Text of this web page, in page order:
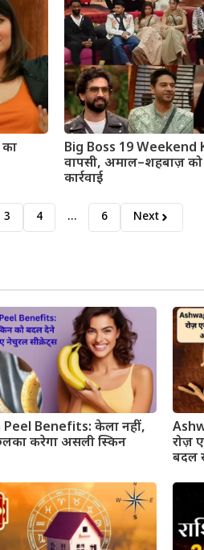
Big Boss 19 Weekend
वापसी, अमाल–शहबाज़
कार्रवाई
3 4 … 6 Next
Peel Benefits: केला नहीं,
करेगा असली स्किन
रोज़
बदल